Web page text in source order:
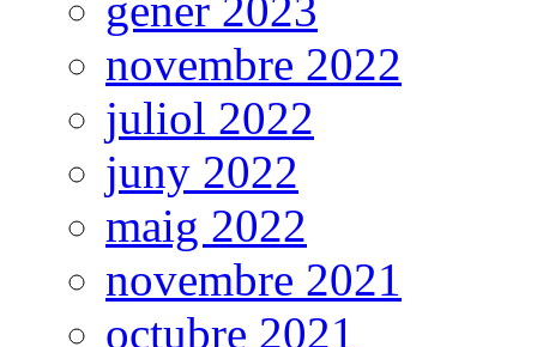
gener 2023
novembre 2022
juliol 2022
juny 2022
maig 2022
novembre 2021
octubre 2021